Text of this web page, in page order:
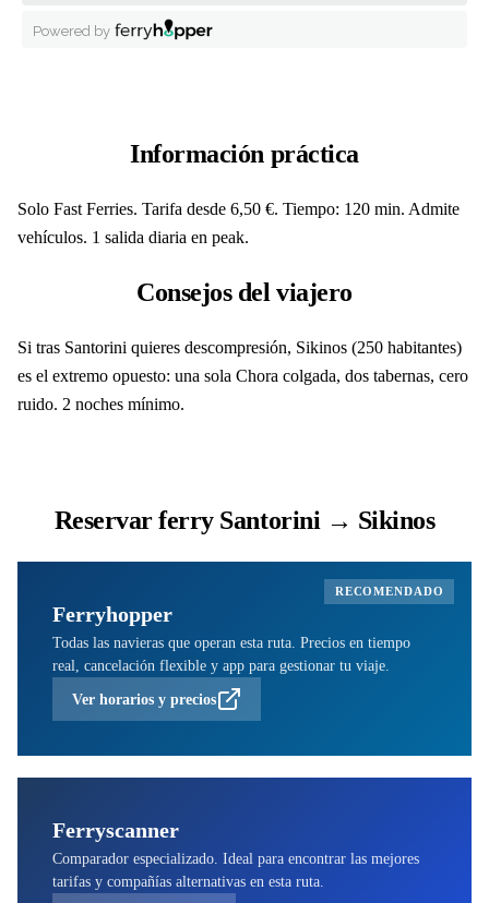
Información práctica
Solo Fast Ferries. Tarifa desde 6,50 €. Tiempo: 120 min. Admite
vehículos. 1 salida diaria en peak.
Consejos del viajero
Si tras Santorini quieres descompresión, Sikinos (250 habitantes)
es el extremo opuesto: una sola Chora colgada, dos tabernas, cero
ruido. 2 noches mínimo.
Reservar ferry Santorini → Sikinos
RECOMENDADO
Ferryhopper
Todas las navieras que operan esta ruta. Precios en tiempo
real, cancelación flexible y app para gestionar tu viaje.
Ver horarios y precios
Ferryscanner
Comparador especializado. Ideal para encontrar las mejores
tarifas y compañías alternativas en esta ruta.